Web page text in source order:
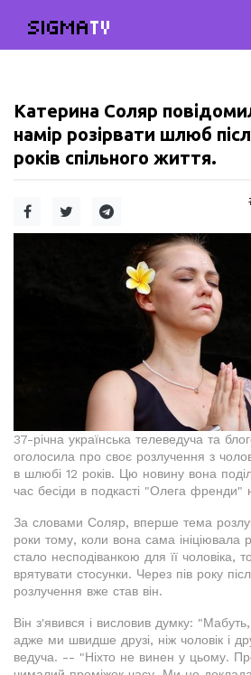
SIGMATV
Катерина Соляр
намір розірвати шлюб
років спільного життя.
37-річна українська телеведуча та
оголосила про своє розлучення з
в шлюбі 12 років. Цю новину вона
час бесіди в подкасті "Олега френди"
За словами Соляр, вперше тема
роки тому, коли вона сама ініціювала
стало несподіванкою для її чоловіка,
врятувати стосунки. Через пів року
розлучення вже став він.
Він з'явився і висловив думку:
адже ми швидше друзі, ніж чоловік і
ведуча. -- "Ніхто не винен у цьому.